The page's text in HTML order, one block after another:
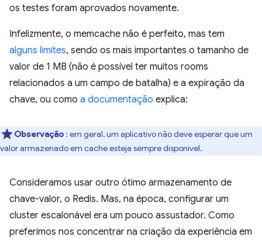
os testes foram aprovados novamente.
Infelizmente, o memcache não é perfeito, mas tem
alguns limites, sendo os mais importantes o tamanho de
valor de 1 MB (não é possível ter muitos rooms
relacionados a um campo de batalha) e a expiração da
chave, ou como a documentação explica:
Observação : em geral, um aplicativo não deve esperar que um
valor armazenado em cache esteja sempre disponível.
Consideramos usar outro ótimo armazenamento de
chave-valor, o Redis. Mas, na época, configurar um
cluster escalonável era um pouco assustador. Como
preferimos nos concentrar na criação da experiência em